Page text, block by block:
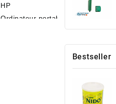
HP
Ordinateur portable HP Pavillon 15
Bestseller